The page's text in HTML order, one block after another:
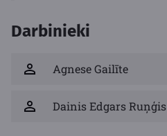
Darbinieki
Agnese Gailīte
Dainis Edgars Ruņģis